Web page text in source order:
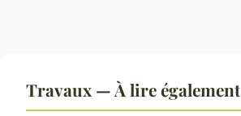
Travaux — À lire également